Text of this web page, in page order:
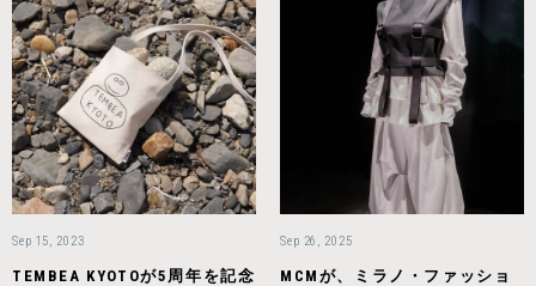
Sep 15, 2023
TEMBEA KYOTOが5周年を記念
Sep 26, 2025
MCMが、ミラノ・ファッショ